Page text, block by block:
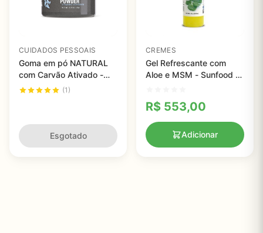
CUIDADOS PESSOAIS
Goma em pó NATURAL
com Carvão Ativado -
Sabor Canela - In Vitamin
(1)
Esgotado
CREMES
Gel Refrescante com
Aloe e MSM - Sunfood -
R$ 553,00
Adicionar